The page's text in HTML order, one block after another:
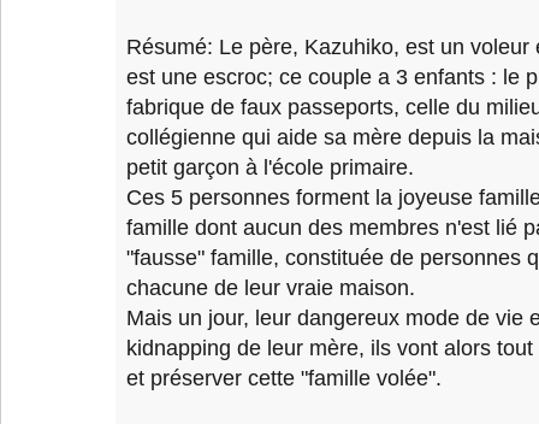
Résumé: Le père, Kazuhiko, est un voleur
est une escroc; ce couple a 3 enfants : le
fabrique de faux passeports, celle du
collégienne qui aide sa mère depuis la
petit garçon à l'école primaire.
Ces 5 personnes forment la joyeuse
famille dont aucun des membres n'est lié
"fausse" famille, constituée de personnes
chacune de leur vraie maison.
Mais un jour, leur dangereux mode de vie
kidnapping de leur mère, ils vont alors
et préserver cette "famille volée".